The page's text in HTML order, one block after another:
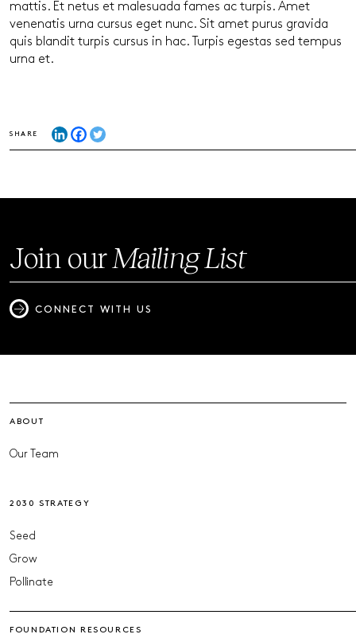
mattis. Et netus et malesuada fames ac turpis. Amet
venenatis urna cursus eget nunc. Sit amet purus gravida
quis blandit turpis cursus in hac. Turpis egestas sed tempus
urna et.
SHARE
Join ourMailing List
CONNECT WITH US
ABOUT
Our Team
2030 STRATEGY
Seed
Grow
Pollinate
FOUNDATION RESOURCES